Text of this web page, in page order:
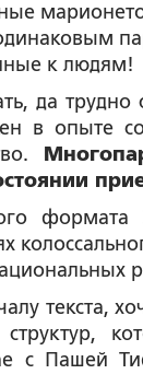
к людям!
да
в опыте
текста,
с Пашей